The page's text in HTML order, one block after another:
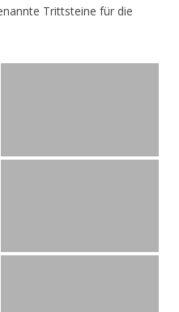
Trittsteine für die